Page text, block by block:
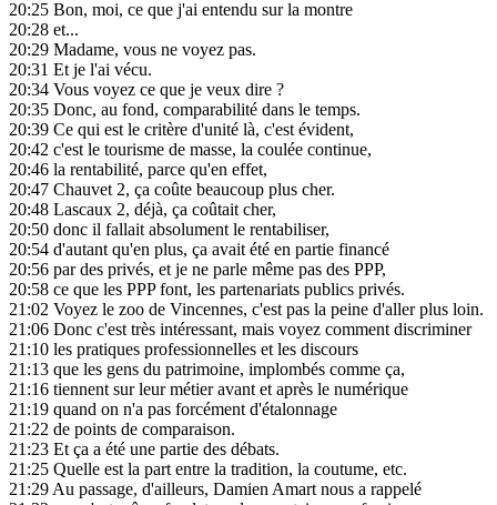
20:25 Bon, moi, ce que j'ai entendu sur la montre
20:28 et...
20:29 Madame, vous ne voyez pas.
20:31 Et je l'ai vécu.
20:34 Vous voyez ce que je veux dire ?
20:35 Donc, au fond, comparabilité dans le temps.
20:39 Ce qui est le critère d'unité là, c'est évident,
20:42 c'est le tourisme de masse, la coulée continue,
20:46 la rentabilité, parce qu'en effet,
20:47 Chauvet 2, ça coûte beaucoup plus cher.
20:48 Lascaux 2, déjà, ça coûtait cher,
20:50 donc il fallait absolument le rentabiliser,
20:54 d'autant qu'en plus, ça avait été en partie financé
20:56 par des privés, et je ne parle même pas des PPP,
20:58 ce que les PPP font, les partenariats publics privés.
21:02 Voyez le zoo de Vincennes, c'est pas la peine d'aller plus loin.
21:06 Donc c'est très intéressant, mais voyez comment discriminer
21:10 les pratiques professionnelles et les discours
21:13 que les gens du patrimoine, implombés comme ça,
21:16 tiennent sur leur métier avant et après le numérique
21:19 quand on n'a pas forcément d'étalonnage
21:22 de points de comparaison.
21:23 Et ça a été une partie des débats.
21:25 Quelle est la part entre la tradition, la coutume, etc.
21:29Au passage, d'ailleurs, Damien Amart nous a rappelé